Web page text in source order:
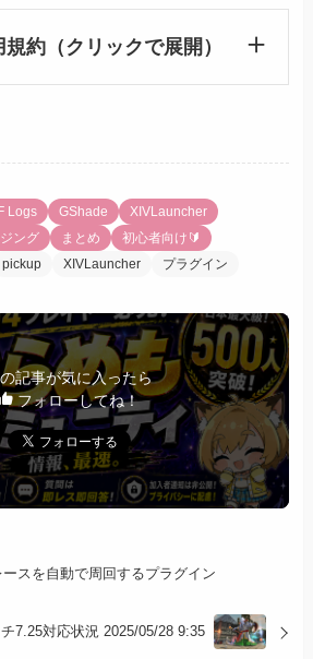
約（クリックで展開）
Logs GShade
XIVLauncher
ング まとめ
初心者向け🔰
pickup XIVLauncher プラグイン
記事が気に入ったら
フォローしてね！
スを自動で周回するプラグイン
7.25対応状況 2025/05/28 9:35